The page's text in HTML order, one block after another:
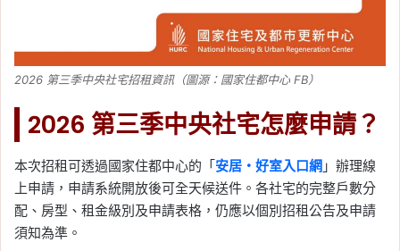
2026 第三季中央社宅招租資訊（圖源：國家住都中心 FB）
2026 第三季中央社宅怎麼申請？
本次招租可透過國家住都中心的「安居・好室入口網 」辦理線
上申請，申請系統開放後可全天候送件。各社宅的完整戶數分
配、房型、租金級別及申請表格，仍應以個別招租公告及申請
須知為準。